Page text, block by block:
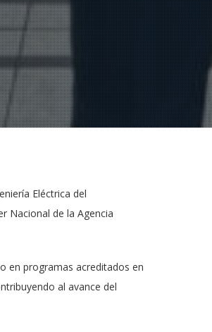
Eléctrica del
Nacional de la Agencia
en programas acreditados en
al avance del